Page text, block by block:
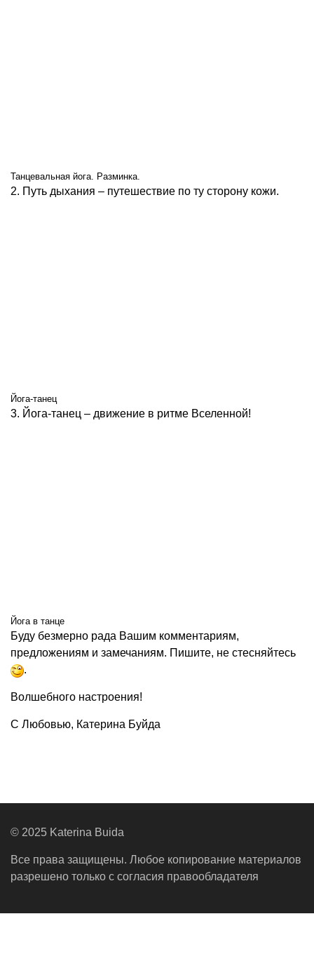
Танцевальная йога. Разминка.
2. Путь дыхания – путешествие по ту сторону кожи.
Йога-танец
3. Йога-танец – движение в ритме Вселенной!
Йога в танце
Буду безмерно рада Вашим комментариям,
предложениям и замечаниям. Пишите, не стесняйтесь
.
Волшебного настроения!
С Любовью, Катерина Буйда
© 2025 Katerina Buida
Все права защищены. Любое копирование материалов
разрешено только с согласия правообладателя